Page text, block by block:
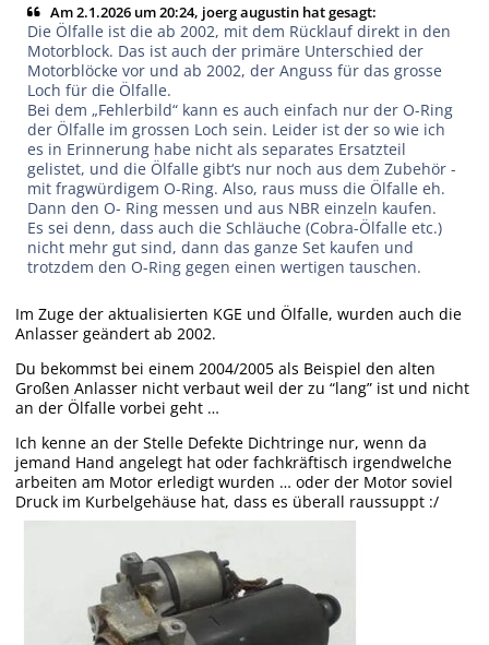
Am 2.1.2026 um 20:24, joerg augustin hat gesagt:
Die Ölfalle ist die ab 2002, mit dem Rücklauf direkt in den
Motorblock. Das ist auch der primäre Unterschied der
Motorblöcke vor und ab 2002, der Anguss für das grosse
Loch für die Ölfalle.
Bei dem „Fehlerbild“ kann es auch einfach nur der O-Ring
der Ölfalle im grossen Loch sein. Leider ist der so wie ich
es in Erinnerung habe nicht als separates Ersatzteil
gelistet, und die Ölfalle gibt‘s nur noch aus dem Zubehör -
mit fragwürdigem O-Ring. Also, raus muss die Ölfalle eh.
Dann den O- Ring messen und aus NBR einzeln kaufen.
Es sei denn, dass auch die Schläuche (Cobra-Ölfalle etc.)
nicht mehr gut sind, dann das ganze Set kaufen und
trotzdem den O-Ring gegen einen wertigen tauschen.
Im Zuge der aktualisierten KGE und Ölfalle, wurden auch die
Anlasser geändert ab 2002.
Du bekommst bei einem 2004/2005 als Beispiel den alten
Großen Anlasser nicht verbaut weil der zu “lang” ist und nicht
an der Ölfalle vorbei geht …
Ich kenne an der Stelle Defekte Dichtringe nur, wenn da
jemand Hand angelegt hat oder fachkräftisch irgendwelche
arbeiten am Motor erledigt wurden … oder der Motor soviel
Druck im Kurbelgehäuse hat, dass es überall raussuppt :/